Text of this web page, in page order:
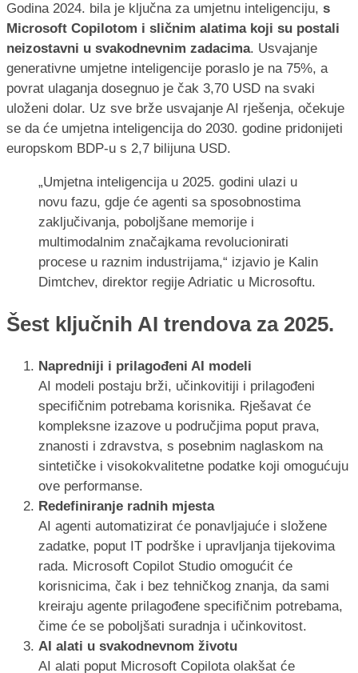
Godina 2024. bila je ključna za umjetnu inteligenciju, s
Microsoft Copilotom i sličnim alatima koji su postali
neizostavni u svakodnevnim zadacima. Usvajanje
generativne umjetne inteligencije poraslo je na 75%, a
povrat ulaganja dosegnuo je čak 3,70 USD na svaki
uloženi dolar. Uz sve brže usvajanje AI rješenja, očekuje
se da će umjetna inteligencija do 2030. godine pridonijeti
europskom BDP-u s 2,7 bilijuna USD.
„Umjetna inteligencija u 2025. godini ulazi u
novu fazu, gdje će agenti sa sposobnostima
zaključivanja, poboljšane memorije i
multimodalnim značajkama revolucionirati
procese u raznim industrijama,“ izjavio je Kalin
Dimtchev, direktor regije Adriatic u Microsoftu.
Šest ključnih AI trendova za 2025.
Napredniji i prilagođeni AI modeli
AI modeli postaju brži, učinkovitiji i prilagođeni
specifičnim potrebama korisnika. Rješavat će
kompleksne izazove u područjima poput prava,
znanosti i zdravstva, s posebnim naglaskom na
sintetičke i visokokvalitetne podatke koji omogućuju
ove performanse.
Redefiniranje radnih mjesta
AI agenti automatizirat će ponavljajuće i složene
zadatke, poput IT podrške i upravljanja tijekovima
rada. Microsoft Copilot Studio omogućit će
korisnicima, čak i bez tehničkog znanja, da sami
kreiraju agente prilagođene specifičnim potrebama,
čime će se poboljšati suradnja i učinkovitost.
AI alati u svakodnevnom životu
AI alati poput Microsoft Copilota olakšat će